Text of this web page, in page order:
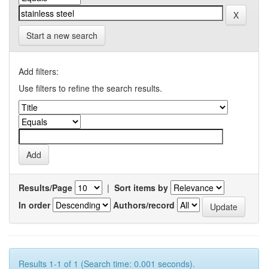
Start a new search
Add filters:
Use filters to refine the search results.
Results/Page | Sort items by
In order
Authors/record
Results 1-1 of 1 (Search time: 0.001 seconds).